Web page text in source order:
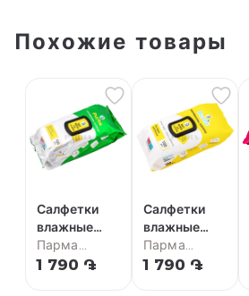
Похожие товары
Салфетки
влажные
"Purfix
Extra"
Парма
супермаркет
1 790 ֏
Салфетки
влажные
"Purfix"
100шт
Парма
супермаркет
1 790 ֏